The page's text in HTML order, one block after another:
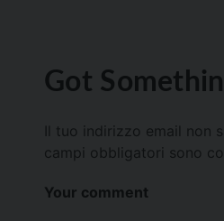
Got
Il tuo indirizzo email non
campi obbligatori sono
Your comment